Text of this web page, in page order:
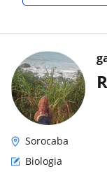
Sorocaba
Biologia